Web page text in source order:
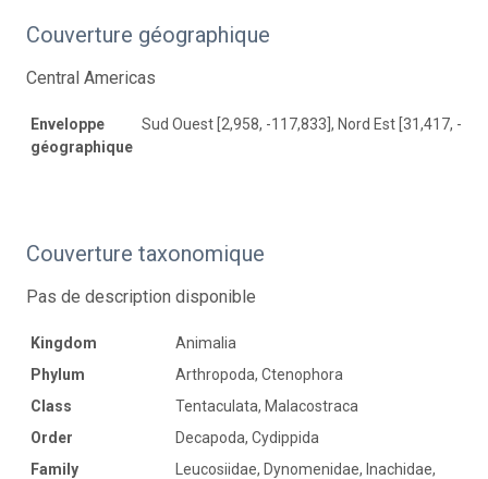
Couverture géographique
Central Americas
Enveloppe
géographique
Sud Ouest [2,958, -117,833], Nord Est [31,417, -
Couverture taxonomique
Pas de description disponible
Kingdom
Animalia
Phylum
Arthropoda, Ctenophora
Class
Tentaculata, Malacostraca
Order
Decapoda, Cydippida
Family
Leucosiidae, Dynomenidae, Inachidae,